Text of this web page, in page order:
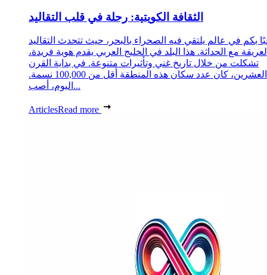
الثقافة الكويتية: رحلة في قلب التقاليد
بكم في عالم يلتقي فيه الصحراء بالبحر، حيث تتحدث التقاليد
مع الحداثة. هذا البلد في الخليج العربي يقدم هوية فريدة،
تشكلت من خلال تاريخ غني وتأثيرات متنوعة. في بداية القرن
العشرين، كان عدد سكان هذه المنطقة أقل من 100,000 نسمة.
اليوم، أصب...
ArticlesRead more